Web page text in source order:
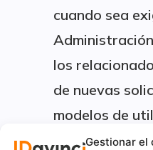
Gestionar el
cuando sea
los
de nuevas
modelos de
industriales